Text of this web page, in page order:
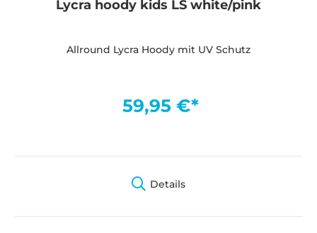
Lycra hoody kids LS white/pink
Allround Lycra Hoody mit UV Schutz
59,95 €*
Details